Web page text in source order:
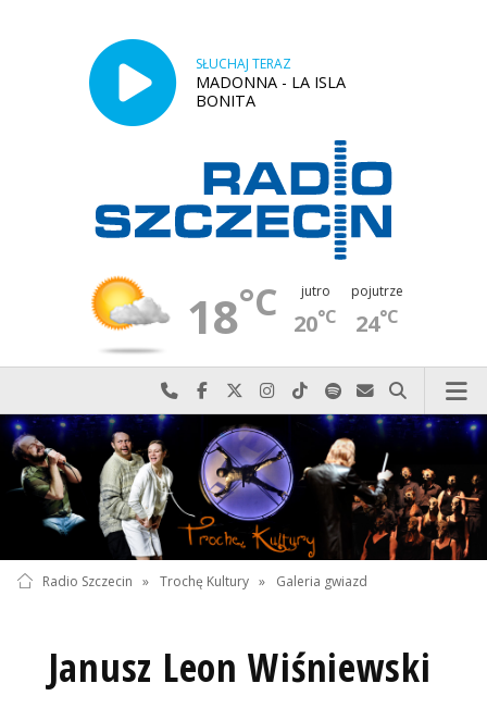
SŁUCHAJ TERAZ
MADONNA - LA ISLA
BONITA
18°C jutro
20°C
pojutrze
24°C
Najlepiej po prostu do nas zadzwoń
Odwiedź nas na Facebook-u
Odwiedź nas na X
Odwiedź nas na Instagram-ie
Odwiedź nas na TikTok-u
Szukaj nas na Spotify
Wyślij do nas
Szukaj
Radio Szczecin » Trochę Kultury » Galeria gwiazd
Janusz Leon Wiśniewski